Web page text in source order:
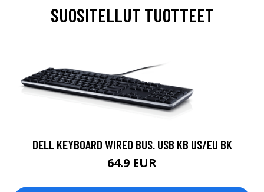
SUOSITELLUT TUOTTEET
DELL KEYBOARD WIRED BUS. USB KB US/EU BK
64.9 EUR